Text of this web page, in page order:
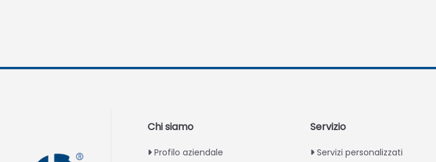
Chi siamo
Profilo aziendale
Servizio
Servizi personalizzati